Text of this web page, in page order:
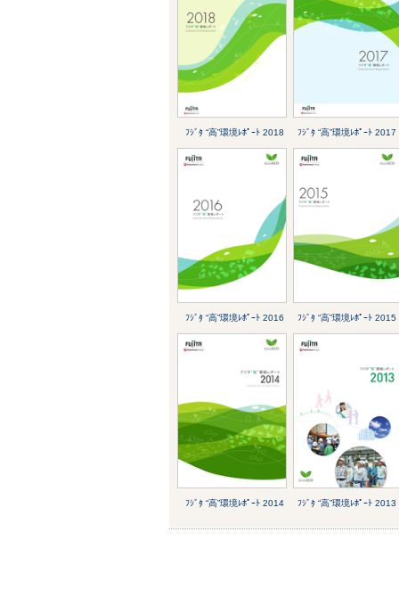
ﾌｼﾞﾀ “高”環境ﾚﾎﾟｰﾄ 2018 ﾌｼﾞﾀ “高”環境ﾚﾎﾟｰﾄ 2017
ﾌｼﾞﾀ “高”環境ﾚﾎﾟｰﾄ 2016 ﾌｼﾞﾀ “高”環境ﾚﾎﾟｰﾄ 2015
ﾌｼﾞﾀ “高”環境ﾚﾎﾟｰﾄ 2014 ﾌｼﾞﾀ “高”環境ﾚﾎﾟｰﾄ 2013